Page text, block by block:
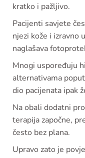
kratko i pažljivo.
Pacijenti savjete
njezi kože i izravno
naglašava
Mnogi uspoređuju
alternativama
dio pacijenata ipak
Na obali dodatni
terapija započne,
često bez plana.
Upravo zato je